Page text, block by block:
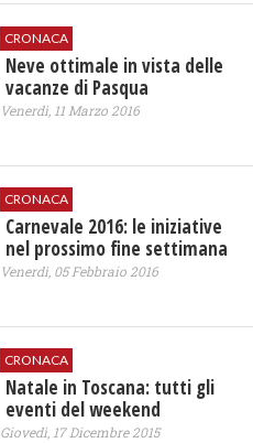
CRONACA
Neve ottimale in vista delle
vacanze di Pasqua
Venerdì, 11 Marzo 2016
CRONACA
Carnevale 2016: le iniziative
nel prossimo fine settimana
Venerdì, 05 Febbraio 2016
CRONACA
Natale in Toscana: tutti gli
eventi del weekend
Giovedì, 17 Dicembre 2015